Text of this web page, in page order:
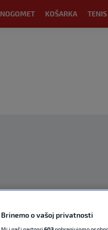
NOGOMET KOŠARKA TENIS
Brinemo o vašoj privatnosti